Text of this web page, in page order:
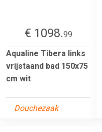
€ 1098.99
Aqualine Tibera links
vrijstaand bad 150x75
cm wit
Douchezaak